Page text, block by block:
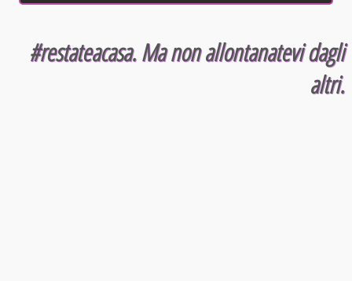
#restateacasa. Ma non allontanatevi dagli
altri.